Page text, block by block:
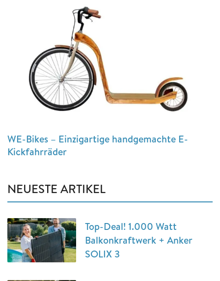
WE-Bikes – Einzigartige handgemachte E-
Kickfahrräder
NEUESTE ARTIKEL
Top-Deal! 1.000 Watt
Balkonkraftwerk + Anker
SOLIX 3